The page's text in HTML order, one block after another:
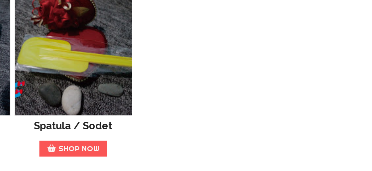
Spatula / Sodet
SHOP NOW